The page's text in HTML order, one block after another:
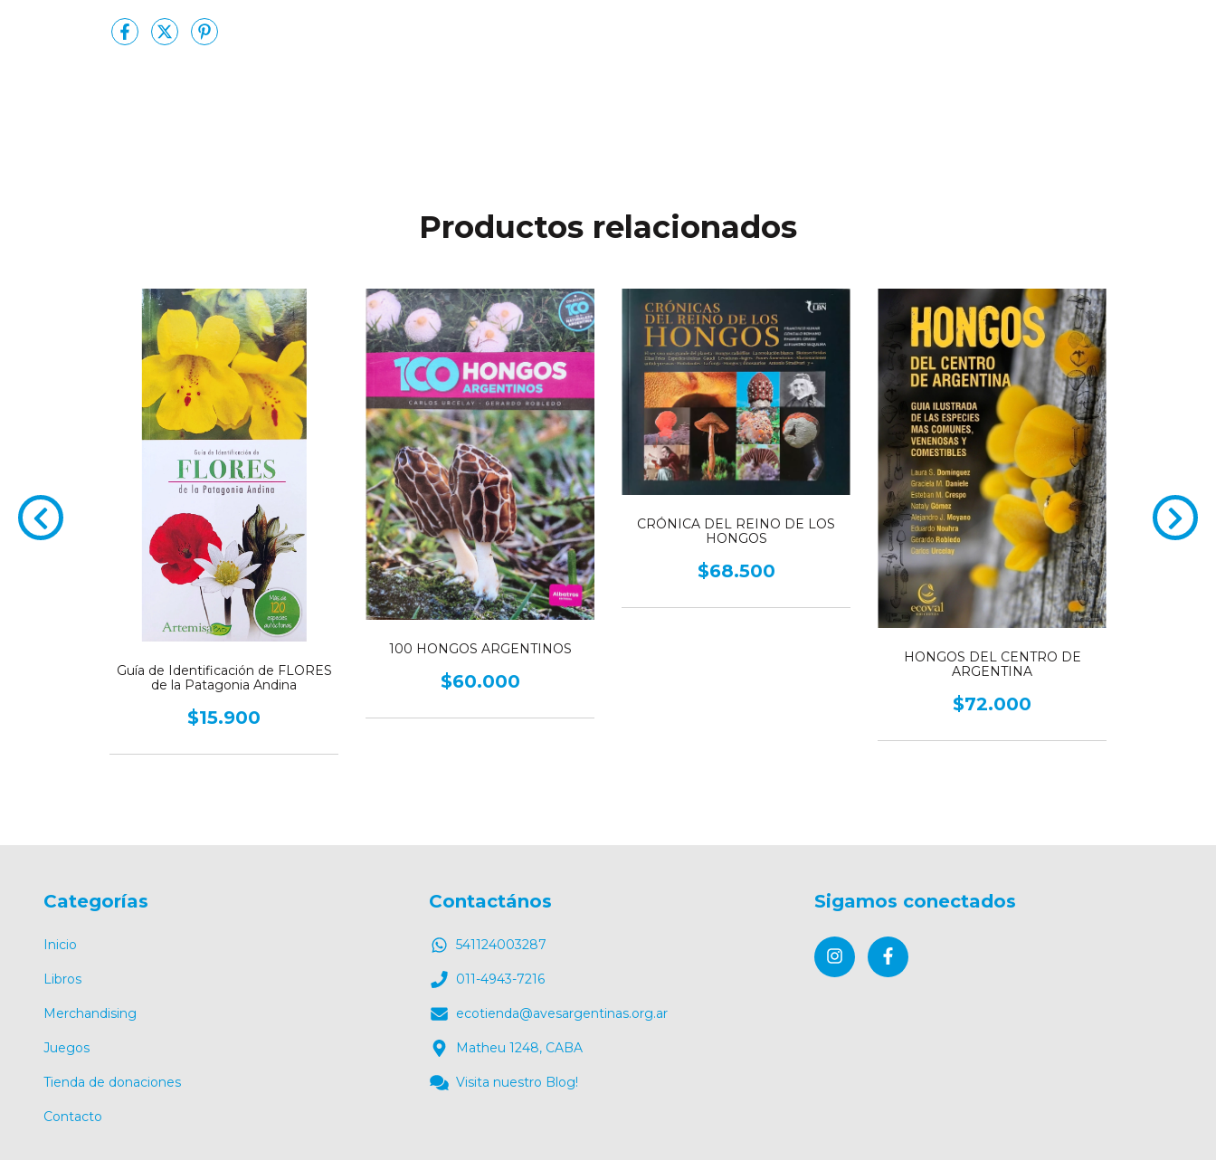
Productos relacionados
Guía de Identificación de FLORES
de la Patagonia Andina
$15.900
100 HONGOS ARGENTINOS
$60.000
CRÓNICA DEL REINO DE LOS
HONGOS
$68.500
HONGOS DEL CENTRO DE
ARGENTINA
$72.000
Categorías
Inicio
Libros
Merchandising
Juegos
Tienda de donaciones
Contacto
Contactános
541124003287
011-4943-7216
ecotienda@avesargentinas.org.ar
Matheu 1248, CABA
Visita nuestro Blog!
Sigamos conectados